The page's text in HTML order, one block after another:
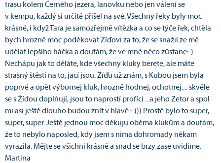
trasu kolem Černého jezera, lanovku nebo jen válení se
v kempu, každý si určitě přišel na své. Všechny řeky byly moc
krásné, i když Tara je samozřejmě vítězka a co se týče řek, chtěla
bych hrozně moc poděkovat Žíďovi za to, že se snažil ze mě
udělat lepšího háčka a doufám, že ve mně něco zůstane:-)
Nechápu jak to děláte, kde všechny kluky berete, ale máte
strašný štěstí na to, jací jsou. Žíďu už znám, s Kubou jsem byla
poprvé a opět výbornej kluk, hrozně hodnej, ochotnej.... skvěle
se s Žíďou doplňují, jsou to naprostí profíci ...a jeho Zetor a spol
mi asi ještě dlouho budou znít v hlavě :-))) Prostě bylo to super,
super, super. Ještě jednou moc děkuju oběma klukům a doufám,
že to nebylo naposled, kdy jsem s nima dohromady někam
vyrazila. Mějte se všichni krásně a snad se brzy zase uvidíme.
Martina